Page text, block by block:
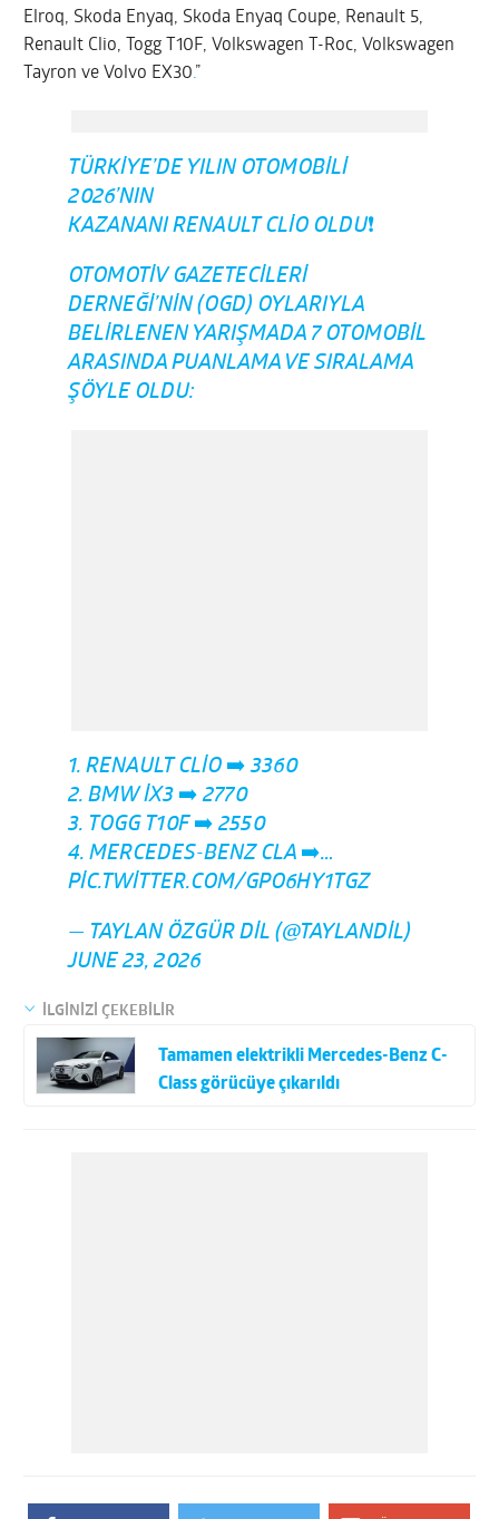
Elroq, Skoda Enyaq, Skoda Enyaq Coupe, Renault 5,
Renault Clio, Togg T10F, Volkswagen T-Roc, Volkswagen
Tayron ve Volvo EX30.”
TÜRKIYE’DE YILIN OTOMOBILI
2026’NIN
KAZANANI RENAULT CLIO OLDU❗️
OTOMOTIV GAZETECILERI
DERNEĞI’NIN (OGD) OYLARIYLA
BELIRLENEN YARIŞMADA 7 OTOMOBIL
ARASINDA PUANLAMA VE SIRALAMA
ŞÖYLE OLDU:
1. RENAULT CLIO ➡️ 3360
2. BMW İX3 ➡️ 2770
3. TOGG T10F ➡️ 2550
4. MERCEDES-BENZ CLA ➡️…
PIC.TWITTER.COM/GPO6HY1TGZ
— TAYLAN ÖZGÜR DIL (@TAYLANDIL)
JUNE 23, 2026
İLGİNİZİ ÇEKEBİLİR
Tamamen elektrikli Mercedes-Benz C-
Class görücüye çıkarıldı